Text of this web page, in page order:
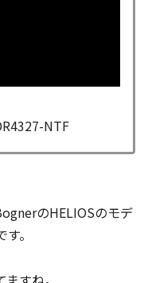
NTF
のHELIOSのモデ
。